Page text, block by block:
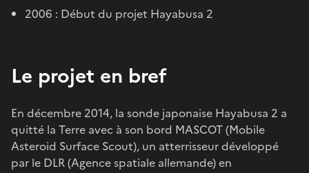
2006 : Début du projet Hayabusa 2
Le projet en bref
En décembre 2014, la sonde japonaise Hayabusa 2 a
quitté la Terre avec à son bord MASCOT (Mobile
Asteroid Surface Scout), un atterrisseur développé
par le DLR (Agence spatiale allemande) en